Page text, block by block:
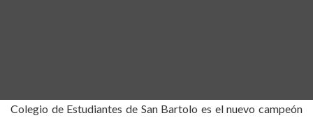
Colegio de Estudiantes de San Bartolo es el nuevo campeón